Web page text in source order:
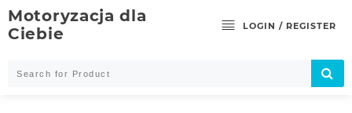
Skip
to
content
Motoryzacja dla
Ciebie
LOGIN / REGISTER